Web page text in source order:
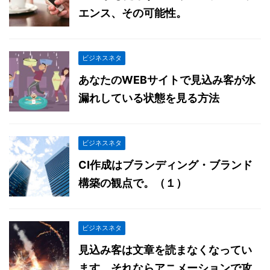
エンス、その可能性。
ビジネスネタ
あなたのWEBサイトで見込み客が水
漏れしている状態を見る方法
ビジネスネタ
CI作成はブランディング・ブランド
構築の観点で。（１）
ビジネスネタ
見込み客は文章を読まなくなってい